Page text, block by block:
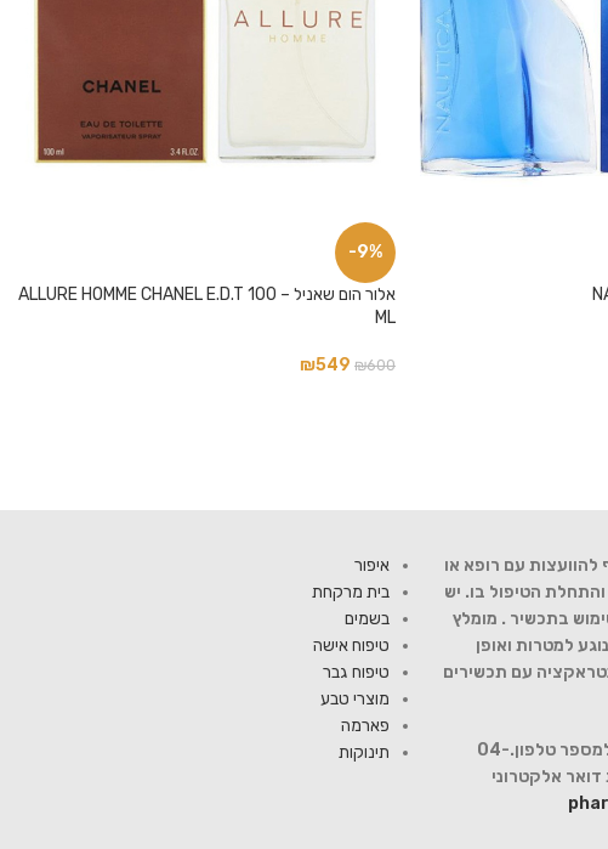
-9%
אלור הום שאניל – ALLURE HOMME CHANEL E.D.T 100
ML
₪600
₪549
איפור
בית מרקחת
בשמים
טיפוח אישה
טיפוח גבר
מוצרי טבע
פארמה
תינוקות
עם רופא או
הטיפול בו. יש
בתכשיר . מומלץ
למטרות ואופן
עם תכשירים
להתייעצות עם רוקח פנה למספר טלפון.04-